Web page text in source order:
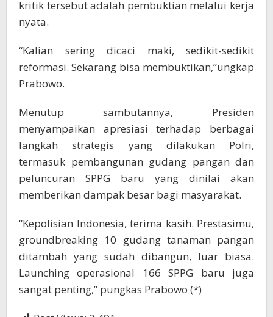
kritik tersebut adalah pembuktian melalui kerja
nyata.
“Kalian sering dicaci maki, sedikit-sedikit
reformasi. Sekarang bisa membuktikan,”ungkap
Prabowo.
Menutup sambutannya, Presiden
menyampaikan apresiasi terhadap berbagai
langkah strategis yang dilakukan Polri,
termasuk pembangunan gudang pangan dan
peluncuran SPPG baru yang dinilai akan
memberikan dampak besar bagi masyarakat.
“Kepolisian Indonesia, terima kasih. Prestasimu,
groundbreaking 10 gudang tanaman pangan
ditambah yang sudah dibangun, luar biasa.
Launching operasional 166 SPPG baru juga
sangat penting,” pungkas Prabowo (*)